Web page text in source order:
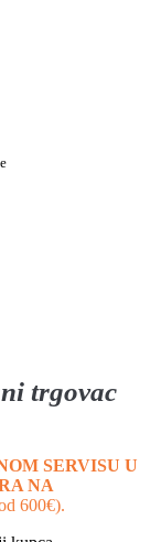
trgovac
SERVISU U
NA
600€).